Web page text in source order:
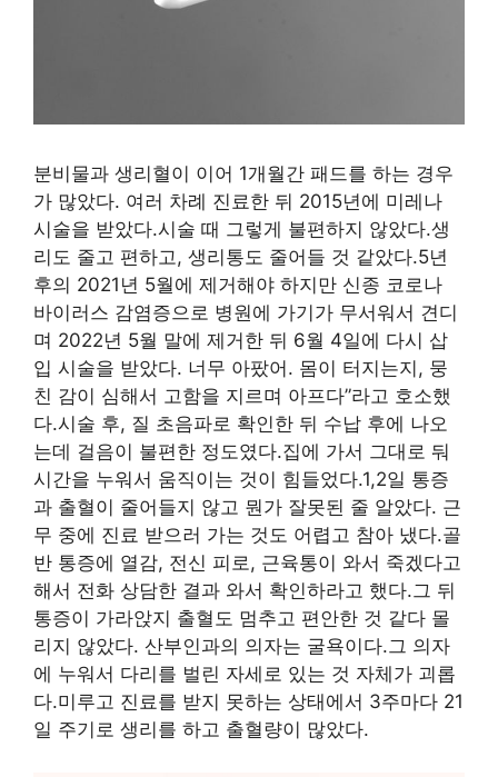
분비물과 생리혈이 이어 1개월간 패드를 하는 경우
가 많았다. 여러 차례 진료한 뒤 2015년에 미레나
시술을 받았다.시술 때 그렇게 불편하지 않았다.생
리도 줄고 편하고, 생리통도 줄어들 것 같았다.5년
후의 2021년 5월에 제거해야 하지만 신종 코로나
바이러스 감염증으로 병원에 가기가 무서워서 견디
며 2022년 5월 말에 제거한 뒤 6월 4일에 다시 삽
입 시술을 받았다. 너무 아팠어. 몸이 터지는지, 뭉
친 감이 심해서 고함을 지르며 아프다”라고 호소했
다.시술 후, 질 초음파로 확인한 뒤 수납 후에 나오
는데 걸음이 불편한 정도였다.집에 가서 그대로 둬
시간을 누워서 움직이는 것이 힘들었다.1,2일 통증
과 출혈이 줄어들지 않고 뭔가 잘못된 줄 알았다. 근
무 중에 진료 받으러 가는 것도 어렵고 참아 냈다.골
반 통증에 열감, 전신 피로, 근육통이 와서 죽겠다고
해서 전화 상담한 결과 와서 확인하라고 했다.그 뒤
통증이 가라앉지 출혈도 멈추고 편안한 것 같다 몰
리지 않았다. 산부인과의 의자는 굴욕이다.그 의자
에 누워서 다리를 벌린 자세로 있는 것 자체가 괴롭
다.미루고 진료를 받지 못하는 상태에서 3주마다 21
일 주기로 생리를 하고 출혈량이 많았다.